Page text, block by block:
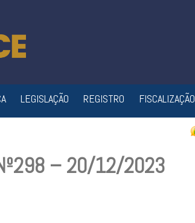
LEGISLAÇÃO REGISTRO FISCALIZAÇÃO
– 20/12/2023